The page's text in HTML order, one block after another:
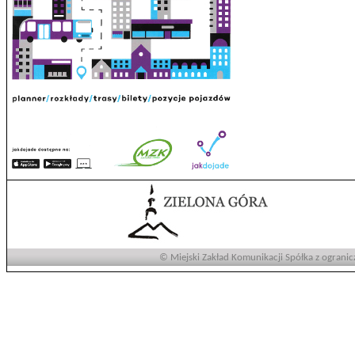
© Miejski Zakład Komunikacji Spółka z